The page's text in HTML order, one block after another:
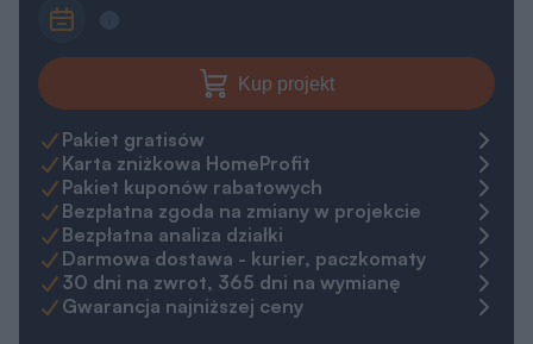
Kup projekt
Pakiet gratisów
Karta zniżkowa HomeProfit
Pakiet kuponów rabatowych
Bezpłatna zgoda na zmiany w projekcie
Bezpłatna analiza działki
Darmowa dostawa - kurier, paczkomaty
30 dni na zwrot, 365 dni na wymianę
Gwarancja najniższej ceny